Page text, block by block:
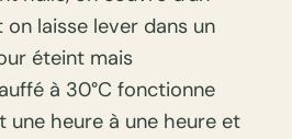
laisse lever dans un
éteint mais
à 30°C fonctionne
une heure à une heure et